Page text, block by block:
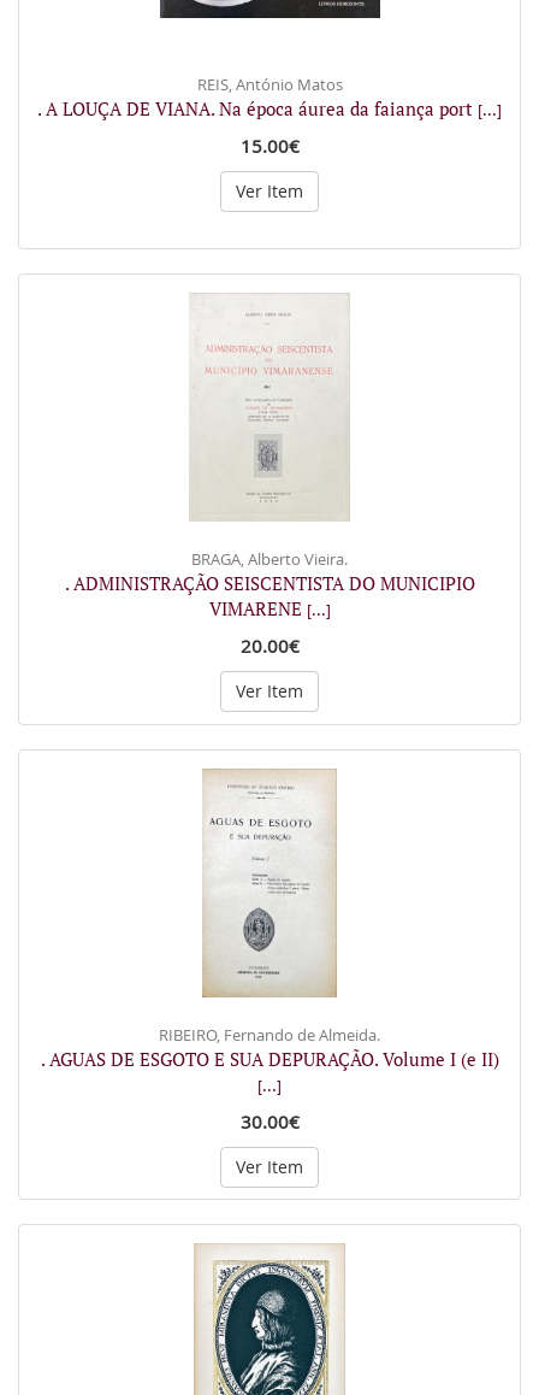
REIS, António Matos
. A LOUÇA DE VIANA. Na época áurea da faiança port [...]
15.00€
Ver Item
BRAGA, Alberto Vieira.
. ADMINISTRAÇÃO SEISCENTISTA DO MUNICIPIO
VIMARENE [...]
20.00€
Ver Item
RIBEIRO, Fernando de Almeida.
. AGUAS DE ESGOTO E SUA DEPURAÇÃO. Volume I (e II)
[...]
30.00€
Ver Item